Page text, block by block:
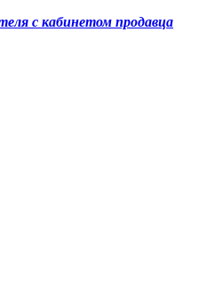
с кабинетом продавца